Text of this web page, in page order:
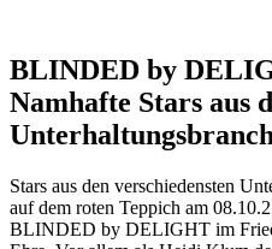
BLINDED by
Namhafte Stars aus
Stars aus den verschiedensten
auf dem roten Teppich am
BLINDED by DELIGHT im